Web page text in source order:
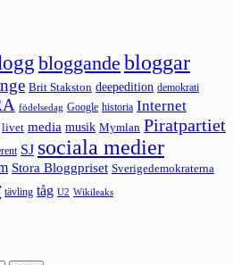
bloggande bloggar
Brit Stakston deepedition demokrati
födelsedag Google historia Internet
livet media musik Mymlan Piratpartiet
SJ sociala medier
Stora Bloggpriset Sverigedemokraterna
tävling tåg U2 Wikileaks